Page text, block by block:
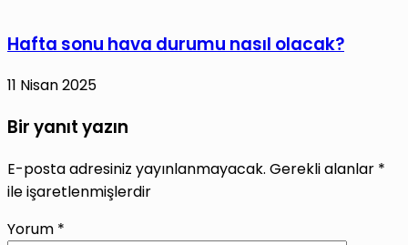
Hafta sonu hava durumu nasıl olacak?
11 Nisan 2025
Bir yanıt yazın
E-posta adresiniz yayınlanmayacak. Gerekli alanlar *
ile işaretlenmişlerdir
Yorum *